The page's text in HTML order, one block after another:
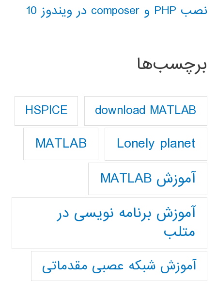
نصب PHP و composer در ویندوز 10
برچسب‌ها
download MATLAB
HSPICE
Lonely planet
MATLAB
آموزش MATLAB
آموزش برنامه نویسی در
متلب
آموزش شبکه عصبی مقدماتی